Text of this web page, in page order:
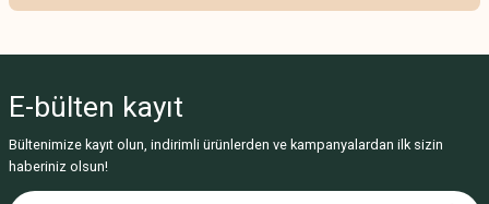
Görüş ve önerileriniz için teşekkür ederiz.
Ürün resmi kalitesiz, bozuk veya görüntülenemiyor.
Ürün açıklamasında eksik bilgiler bulunuyor.
E-bülten kayıt
Bültenimize kayıt olun, indirimli ürünlerden ve kampanyalardan ilk sizin
haberiniz olsun!